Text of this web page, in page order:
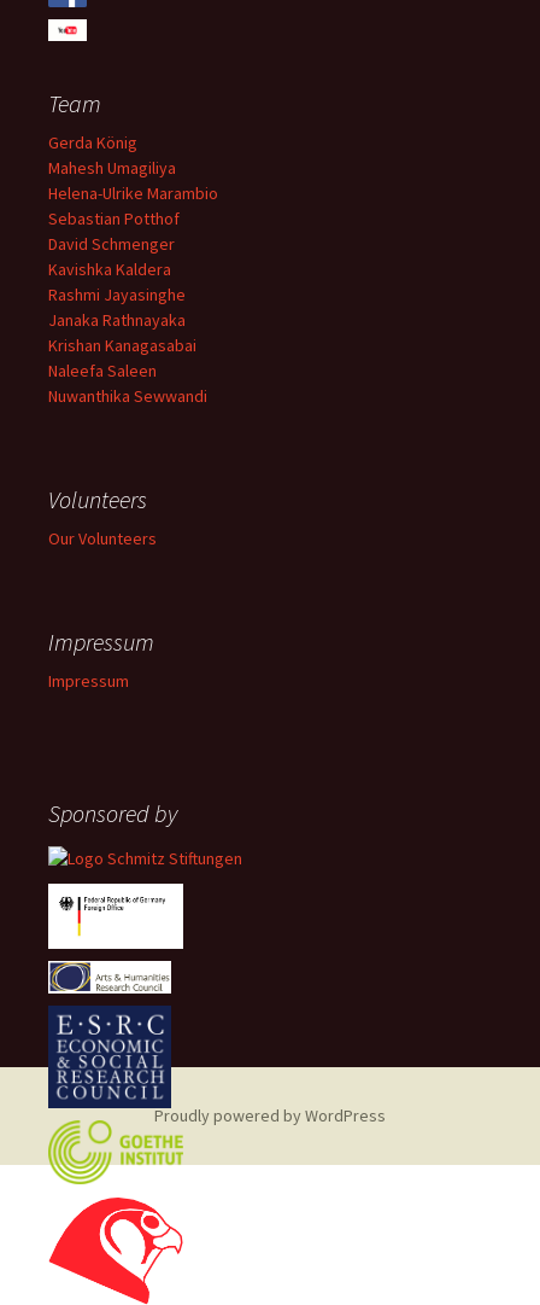
Team
Gerda König
Mahesh Umagiliya
Helena-Ulrike Marambio
Sebastian Potthof
David Schmenger
Kavishka Kaldera
Rashmi Jayasinghe
Janaka Rathnayaka
Krishan Kanagasabai
Naleefa Saleen
Nuwanthika Sewwandi
Volunteers
Our Volunteers
Impressum
Impressum
Sponsored by
Proudly powered by WordPress